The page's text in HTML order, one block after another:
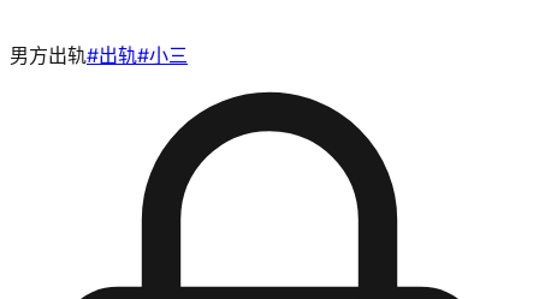
男方出轨#出轨#小三